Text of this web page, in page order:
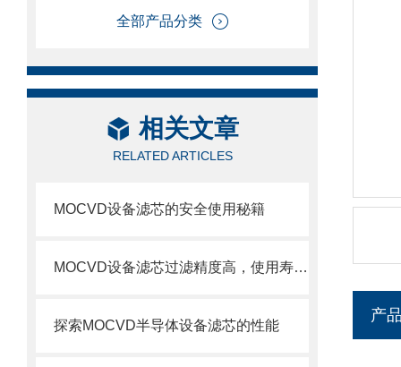
全部产品分类
相关文章
RELATED ARTICLES
MOCVD设备滤芯的安全使用秘籍
MOCVD设备滤芯过滤精度高，使用寿命长
探索MOCVD半导体设备滤芯的性能
产